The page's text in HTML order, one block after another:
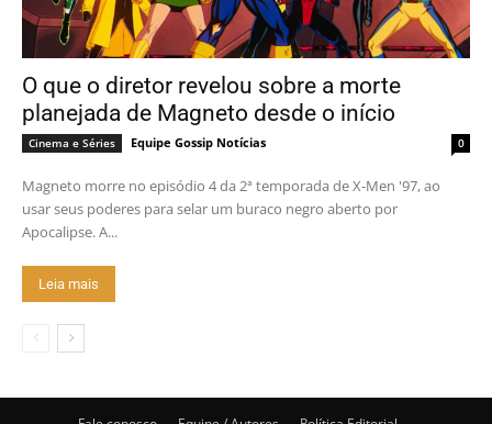
O que o diretor revelou sobre a morte
planejada de Magneto desde o início
Cinema e Séries Equipe Gossip Notícias 0
Magneto morre no episódio 4 da 2ª temporada de X-Men '97, ao
usar seus poderes para selar um buraco negro aberto por
Apocalipse. A...
Leia mais